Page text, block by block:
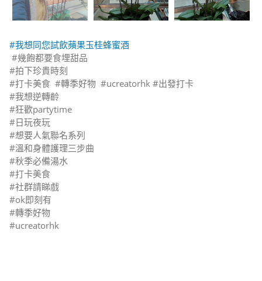
#我想同您試飲蘋果玉桂蜂蜜酒
#幾飽都要食埋甜品
#拍下珍貴時刻
#打卡美食 #轉季好物 #ucreatorhk #出發打卡
#我想逆轉齡
#狂歡partytime
#日玩夜玩
#想要人氣聯名系列
#溫和身體護理三步曲
#秋季必備湯水
#打卡美食
#社群請睇戲
#ok即刻有
#轉季好物
#ucreatorhk